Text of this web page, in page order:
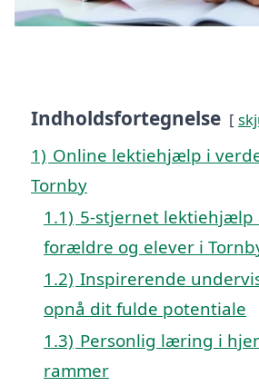
Indholdsfortegnelse
1) Online lektiehjælp i
Tornby
1.1) 5-stjernet lektiehjælp
forældre og elever i
1.2) Inspirerende
opnå dit fulde potentiale
1.3) Personlig læring i
rammer